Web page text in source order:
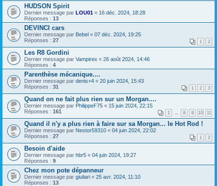
HUDSON Spirit
Dernier message par LOU01 « 16 déc. 2024, 18:28
Réponses : 13
DEVINCI cars
Dernier message par Bebel « 07 déc. 2024, 19:25
Réponses : 27 1 2
Les R8 Gordini
Dernier message par Vampirex « 26 août 2024, 14:46
Réponses : 4
Parenthèse mécanique....
Dernier message par denis+4 « 20 juin 2024, 15:43
Réponses : 31 1 2 3
Quand on ne fait plus rien sur un Morgan....
Dernier message par PhilippeF75 « 15 juin 2024, 22:15
Réponses : 161 1 … 8 9 10 11
Quand il n'y a plus rien à faire sur sa Morgan... le Hot Rod !
Dernier message par Nestor59310 « 04 juin 2024, 22:02
Réponses : 27 1 2
Besoin d'aide
Dernier message par hbr5 « 04 juin 2024, 19:27
Réponses : 9
Chez mon pote dépanneur
Dernier message par giuliari « 25 avr. 2024, 11:10
Réponses : 13